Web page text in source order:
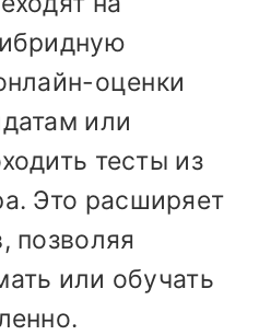
оценки
или
тесты из
Это расширяет
позволяя
или обучать